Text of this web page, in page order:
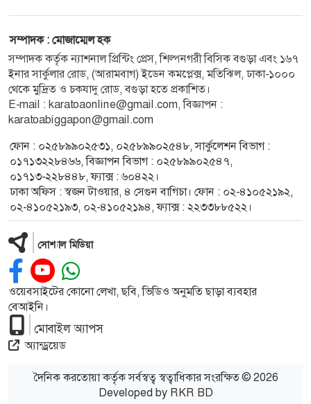
সম্পাদক : মোজাম্মেল হক
সম্পাদক কর্তৃক ন্যাশনাল প্রিন্টিং প্রেস, শিল্পনগরী বিসিক বগুড়া এবং ১৬৭
ইনার সার্কুলার রোড, (আরামবাগ) ইডেন কমপ্লেক্স, মতিঝিল, ঢাকা-১০০০
থেকে মুদ্রিত ও চকযাদু রোড, বগুড়া হতে প্রকাশিত।
E-mail : karatoaonline@gmail.com, বিজ্ঞাপন :
karatoabiggapon@gmail.com
ফোন : ০২৫৮৯৯০২৫৩১, ০২৫৮৯৯০২৫৪৮, সার্কুলেশন বিভাগ :
০১৭১৩২২৮৪৬৬, বিজ্ঞাপন বিভাগ : ০২৫৮৯৯০২৫৪৭,
০১৭১৩-২২৮৪৪৮, ফ্যাক্স : ৬০৪২২।
ঢাকা অফিস : স্বজন টাওয়ার, ৪ সেগুন বাগিচা। ফোন : ০২-৪১০৫২১৯২,
০২-৪১০৫২১৯৩, ০২-৪১০৫২১৯৪, ফ্যাক্স : ২২৩৩৮৮৫২২।
সোশ্যাল মিডিয়া
ওয়েবসাইটের কোনো লেখা, ছবি, ভিডিও অনুমতি ছাড়া ব্যবহার
বেআইনি।
মোবাইল অ্যাপস
অ্যান্ড্রয়েড
দৈনিক করতোয়া কর্তৃক সর্বস্বত্ব স্বত্বাধিকার সংরক্ষিত © 2026
Developed by RKR BD